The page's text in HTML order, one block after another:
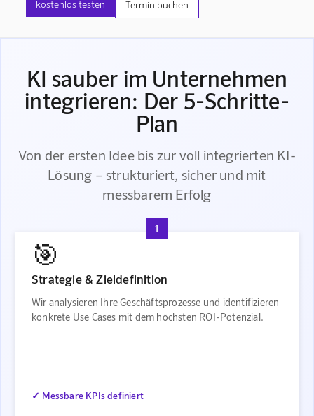
kostenlos testen Termin buchen
KI sauber im Unternehmen
integrieren: Der 5-Schritte-
Plan
Von der ersten Idee bis zur voll integrierten KI-
Lösung – strukturiert, sicher und mit
messbarem Erfolg
1
🎯
Strategie & Zieldefinition
Wir analysieren Ihre Geschäftsprozesse und identifizieren
konkrete Use Cases mit dem höchsten ROI-Potenzial.
✓ Messbare KPIs definiert